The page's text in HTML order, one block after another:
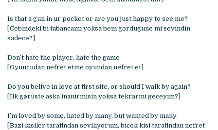
Is that a gun in ur pocket or are you just happy to see me?
[Cebindeki bi tabancami yoksa beni gördügüne mi sevindin
sadece?]
Don’t hate the player, hate the game
[Oyuncudan nefret etme oyundan nefret et]
Do you belive in love at first site, or should I walk by again?
[Ilk gørüste aska inanirmisin yoksa tekrarmi geceyim?]
I’m loved by some, hated by many, but wanted by many
[Bazi kisiler tarafindan seviliyorum, bicok kisi tarafindan nefret